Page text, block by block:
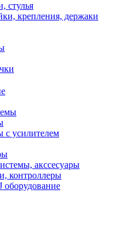
стулья
крепления, держаки
усилителем
акссесуары
контроллеры
оборудование